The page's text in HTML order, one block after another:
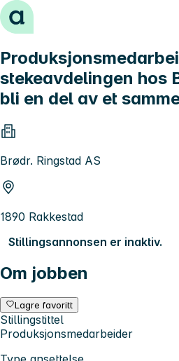
Hopp til innhold
stekeavdelingen hos
bli en del av et
Brødr. Ringstad AS
1890 Rakkestad
Stillingsannonsen er inaktiv.
Om jobben
Lagre favoritt
Stillingstittel
Produksjonsmedarbeider